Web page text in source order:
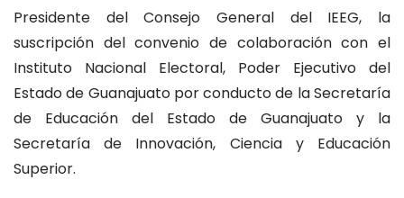
Presidente del Consejo General del IEEG, la
suscripción del convenio de colaboración con el
Instituto Nacional Electoral, Poder Ejecutivo del
Estado de Guanajuato por conducto de la Secretaría
de Educación del Estado de Guanajuato y la
Secretaría de Innovación, Ciencia y Educación
Superior.